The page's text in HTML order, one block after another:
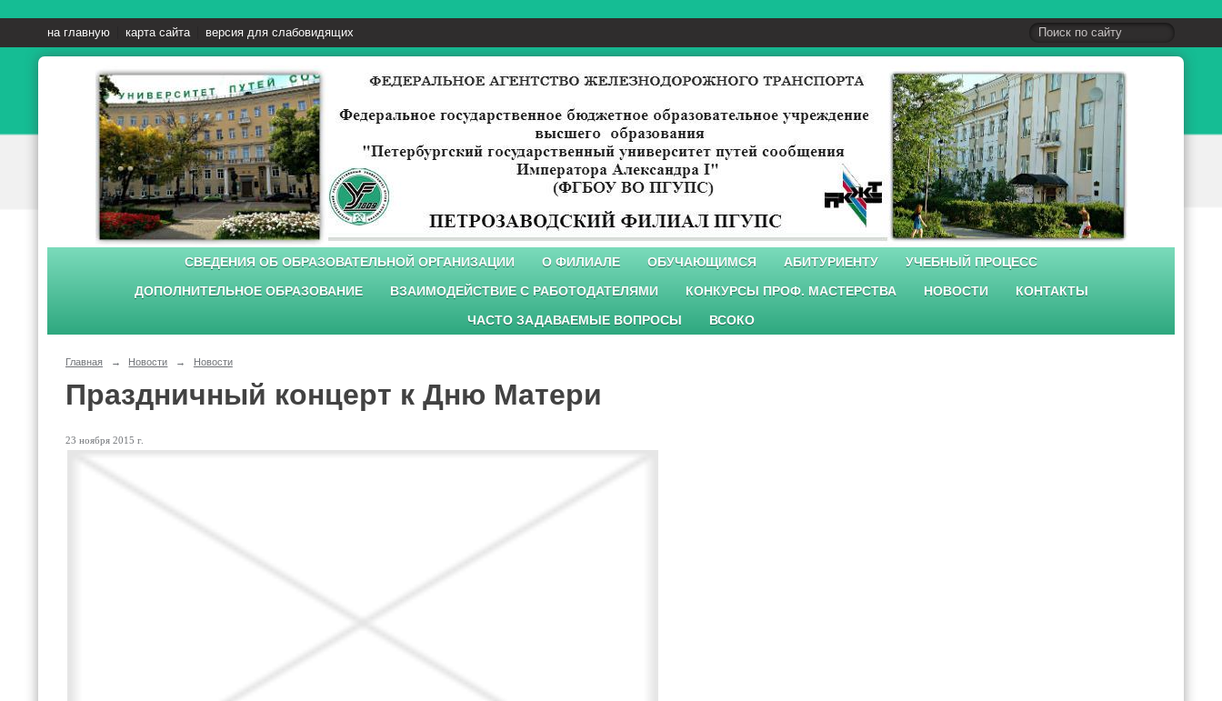
на главную карта сайта версия для слабовидящих
СВЕДЕНИЯ ОБ ОБРАЗОВАТЕЛЬНОЙ ОРГАНИЗАЦИИ О ФИЛИАЛЕ ОБУЧАЮЩИМСЯ АБИТУРИЕНТУ УЧЕБНЫЙ ПРОЦЕСС
ДОПОЛНИТЕЛЬНОЕ ОБРАЗОВАНИЕ ВЗАИМОДЕЙСТВИЕ С РАБОТОДАТЕЛЯМИ КОНКУРСЫ ПРОФ. МАСТЕРСТВА НОВОСТИ КОНТАКТЫ
ЧАСТО ЗАДАВАЕМЫЕ ВОПРОСЫ ВСОКО
Главная → Новости → Новости
Праздничный концерт к Дню Матери
23 ноября 2015 г.